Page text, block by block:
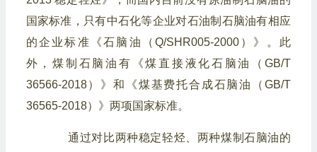
国家标准，只有中石化等企业对石油制石脑油有相应
的企业标准《石脑油（Q/SHR005-2000）》。此
外，煤制石脑油有《煤直接液化石脑油（GB/T
36566-2018）》和《煤基费托合成石脑油（GB/T
36565-2018）》两项国家标准。
通过对比两种稳定轻烃、两种煤制石脑油的